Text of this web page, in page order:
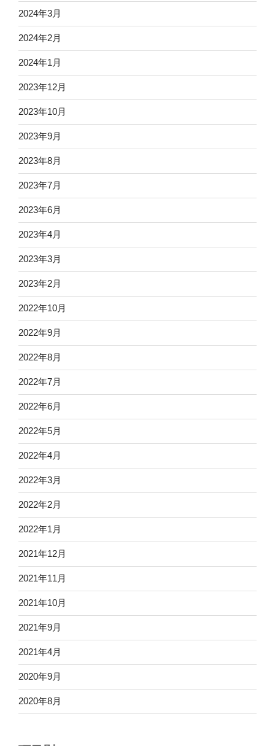
2024年3月
2024年2月
2024年1月
2023年12月
2023年10月
2023年9月
2023年8月
2023年7月
2023年6月
2023年4月
2023年3月
2023年2月
2022年10月
2022年9月
2022年8月
2022年7月
2022年6月
2022年5月
2022年4月
2022年3月
2022年2月
2022年1月
2021年12月
2021年11月
2021年10月
2021年9月
2021年4月
2020年9月
2020年8月